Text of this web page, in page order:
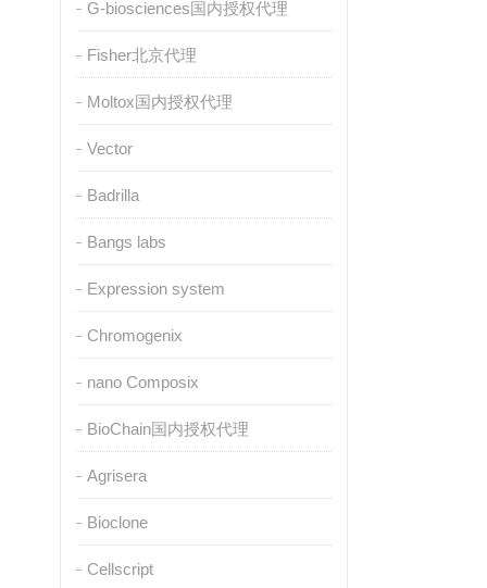
G-biosciences国内授权代理
Fisher北京代理
Moltox国内授权代理
Vector
Badrilla
Bangs labs
Expression system
Chromogenix
nano Composix
BioChain国内授权代理
Agrisera
Bioclone
Cellscript